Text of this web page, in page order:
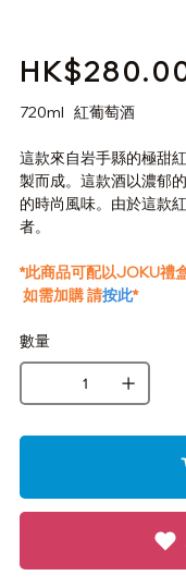
價
720ml 紅葡萄酒
這款來自岩手縣的極甜
製而成。這款酒以濃郁
的時尚風味。由於這款
者。
*此商品可配以JOKU禮
如需加購 請按此*
數量